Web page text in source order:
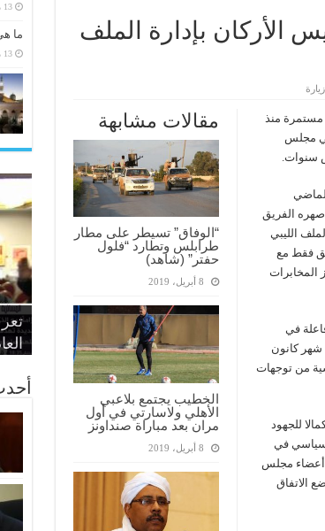
الأركان بإدارة الملف
مقالات مشابهة
“الوفاق” تسيطر على مطار
طرابلس وتطارد “فلول
حفتر” (شاهد)
8 أبريل، 2019
الخطيب يجتمع بلاعبي
الأهلي ولاسارتي في أول
مران بعد مباراة صنداونز
8 أبريل، 2019
منذ
مجلس
سنوات.
صهره الفريق
الليبي
فقط مع
المخابرات
في
شهر كانون
من توجهات
للجهود
في
أعضاء مجلس
الاتفاق
13 مارس، 2026
ما
13 مارس، 2026